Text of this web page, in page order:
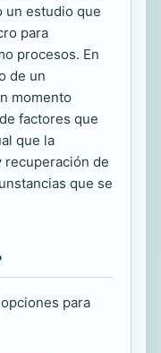
un estudio que
para
procesos. En
de un
momento
factores que
que la
recuperación de
que se
para